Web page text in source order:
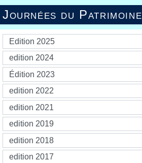
Journées du Patrimoine